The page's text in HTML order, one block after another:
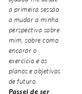
a primeira sessão
a mudar a minha
perspectiva sobre
mim, sobre como
encarar o
exercício e os
planos e objetivos
de futuro.
Passei de ser